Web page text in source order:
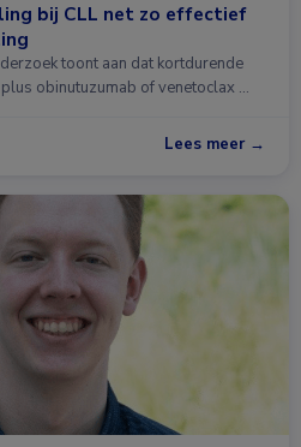
bij CLL net zo effectief
toont aan dat kortdurende
obinutuzumab of venetoclax …
Lees meer →